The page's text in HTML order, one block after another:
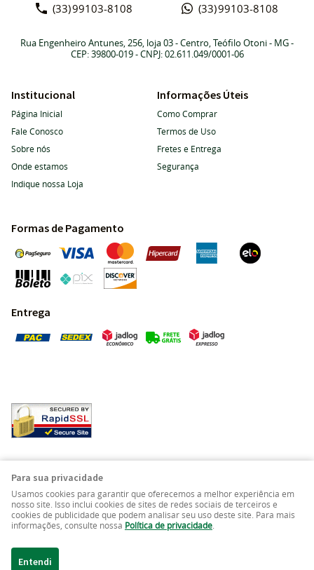
(33)99103-8108 (33)99103-8108
Rua Engenheiro Antunes, 256, loja 03-Centro, Teófilo Otoni- MG-
CEP: 39800-019- CNPJ: 02.611.049/0001-06
Institucional
Página Inicial
Fale Conosco
Sobre nós
Onde estamos
Indique nossa Loja
Informações Úteis
Como Comprar
Termos de Uso
Fretes e Entrega
Segurança
Formas de Pagamento
Entrega
LOJA VIRTUAL CRIADA POR
Para sua privacidade
Usamos cookies para garantir que oferecemos a melhor experiência em
nosso site. Isso inclui cookies de sites de redes sociais de terceiros e
cookies de publicidade que podem analisar seu uso deste site. Para mais
informações, consulte nossa Política de privacidade
Entendi